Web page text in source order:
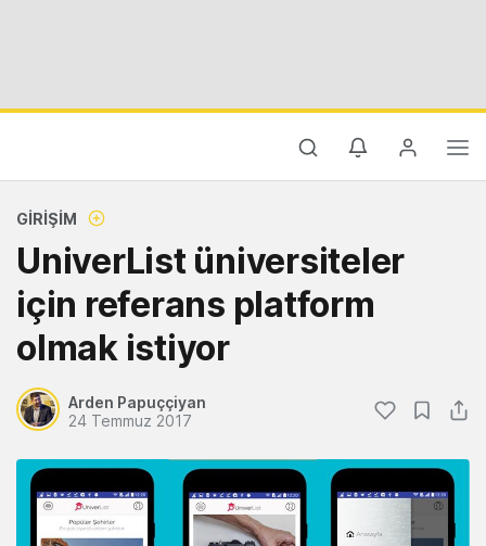
GIRIŞIM
UniverList üniversiteler
için referans platform
olmak istiyor
Arden Papuççiyan
24 Temmuz 2017